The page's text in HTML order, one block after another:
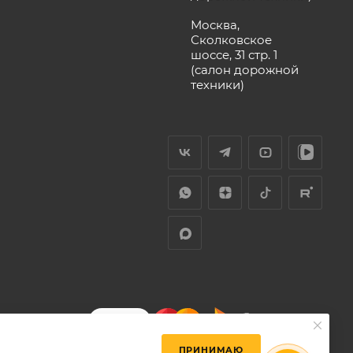
Москва,
Сколковское
шоссе, 31 стр. 1
(салон дорожной
техники)
ПРИНИМАЮ